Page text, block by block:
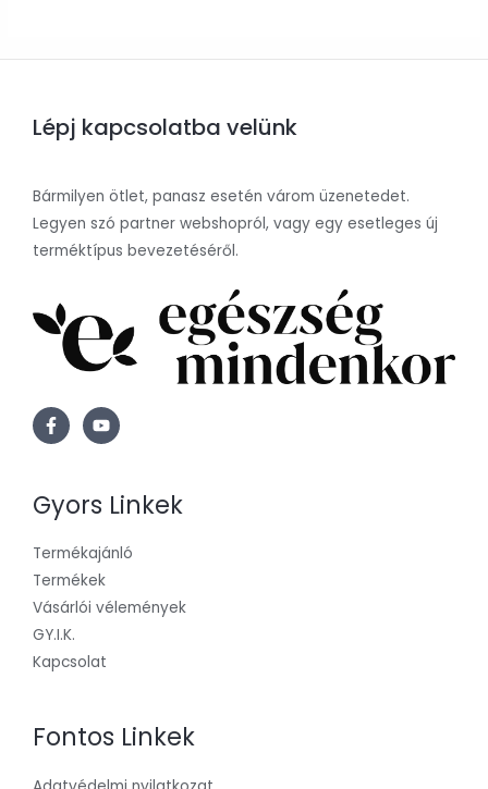
Lépj kapcsolatba velünk
Bármilyen ötlet, panasz esetén várom üzenetedet.
Legyen szó partner webshopról, vagy egy esetleges új
terméktípus bevezetéséről.
Gyors Linkek
Termékajánló
Termékek
Vásárlói vélemények
GY.I.K.
Kapcsolat
Fontos Linkek